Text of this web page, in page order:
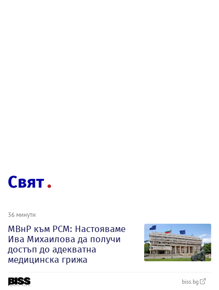
Свят
36 минути
МВнР към РСМ: Настояваме
Ива Михаилова да получи
достъп до адекватна
медицинска грижа
biss.bg